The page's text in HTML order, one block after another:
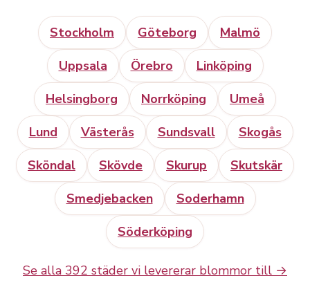
Stockholm Göteborg
Malmö
Uppsala
Örebro
Linköping
Helsingborg
Norrköping
Umeå
Lund
Västerås Sundsvall
Skogås
Sköndal
Skövde Skurup
Skutskär
Smedjebacken
Soderhamn
Söderköping
Se alla 392 städer vi levererar blommor till →